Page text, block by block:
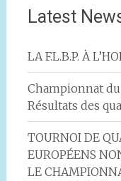
l'article
Latest
LA F.L.B.P. À
Championnat
Résultats des
TOURNOI DE
EUROPÉENS
LE